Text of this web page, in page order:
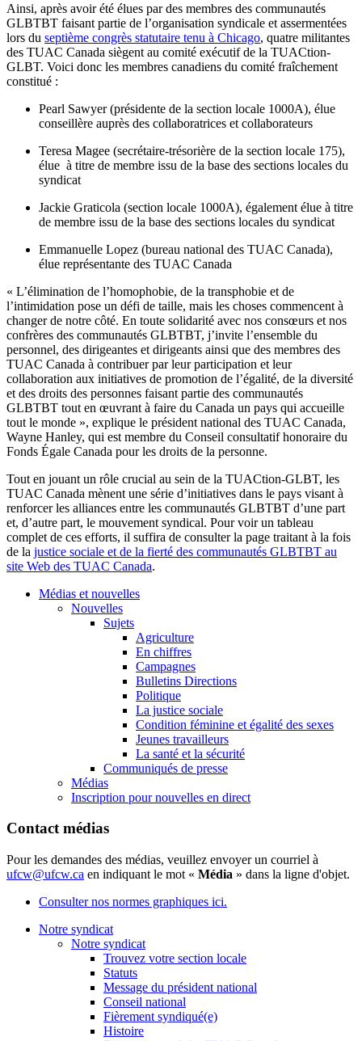
Ainsi, après avoir été élues par des membres des communautés
GLBTBT faisant partie de l’organisation syndicale et assermentées
lors du septième congrès statutaire tenu à Chicago, quatre militantes
des TUAC Canada siègent au comité exécutif de la TUACtion-
GLBT. Voici donc les membres canadiens du comité fraîchement
constitué :
Pearl Sawyer (présidente de la section locale 1000A), élue
conseillère auprès des collaboratrices et collaborateurs
Teresa Magee (secrétaire-trésorière de la section locale 175),
élue à titre de membre issu de la base des sections locales du
syndicat
Jackie Graticola (section locale 1000A), également élue à titre
de membre issu de la base des sections locales du syndicat
Emmanuelle Lopez (bureau national des TUAC Canada),
élue représentante des TUAC Canada
« L’élimination de l’homophobie, de la transphobie et de
l’intimidation pose un défi de taille, mais les choses commencent à
changer de notre côté. En toute solidarité avec nos consœurs et nos
confrères des communautés GLBTBT, j’invite l’ensemble du
personnel, des dirigeantes et dirigeants ainsi que des membres des
TUAC Canada à contribuer par leur participation et leur
collaboration aux initiatives de promotion de l’égalité, de la diversité
et des droits des personnes faisant partie des communautés
GLBTBT tout en œuvrant à faire du Canada un pays qui accueille
tout le monde », explique le président national des TUAC Canada,
Wayne Hanley, qui est membre du Conseil consultatif honoraire du
Fonds Égale Canada pour les droits de la personne.
Tout en jouant un rôle crucial au sein de la TUACtion-GLBT, les
TUAC Canada mènent une série d’initiatives dans le pays visant à
renforcer les alliances entre les communautés GLBTBT d’une part
et, d’autre part, le mouvement syndical. Pour voir un tableau
complet de ces efforts, il suffira de consulter la page traitant à la fois
de la justice sociale et de la fierté des communautés GLBTBT au
site Web des TUAC Canada.
Médias et nouvelles
Nouvelles
Sujets
Agriculture
En chiffres
Campagnes
Bulletins Directions
Politique
La justice sociale
Condition féminine et égalité des sexes
Jeunes travailleurs
La santé et la sécurité
Communiqués de presse
Médias
Inscription pour nouvelles en direct
Contact médias
Pour les demandes des médias, veuillez envoyer un courriel à
ufcw@ufcw.ca en indiquant le mot « Média » dans la ligne d'objet.
Consulter nos normes graphiques ici.
Notre syndicat
Notre syndicat
Trouvez votre section locale
Statuts
Message du président national
Conseil national
Fièrement syndiqué(e)
Histoire